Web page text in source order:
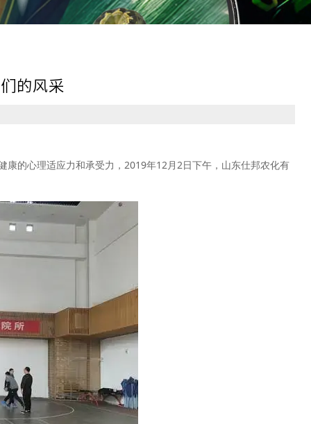
的风采
的心理适应力和承受力，2019年12月2日下午，山东仕邦农化有